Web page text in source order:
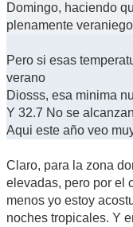
Domingo, haciendo
plenamente
Pero si esas
verano
Diosss, esa minima
Y 32.7 No se
Aqui este año veo
Claro, para la zona
elevadas, pero por el
menos yo estoy
noches tropicales. Y